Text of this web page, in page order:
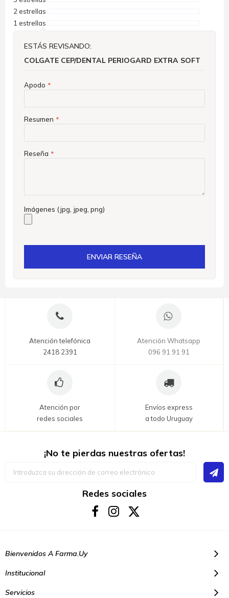
2 estrellas
1 estrellas
ESTÁS REVISANDO:
COLGATE CEP/DENTAL PERIOGARD EXTRA SOFT
Apodo
Resumen
Reseña
Imágenes (jpg, jpeg, png)
ENVIAR RESEÑA
Atención telefónica
2418 2391
Atención Whatsapp
096 91 91 91
Atención por
redes sociales
Envíos express
a todo Uruguay
¡No te pierdas nuestras ofertas!
Redes sociales
Bienvenidos A Farma.uy
Institucional
Servicios